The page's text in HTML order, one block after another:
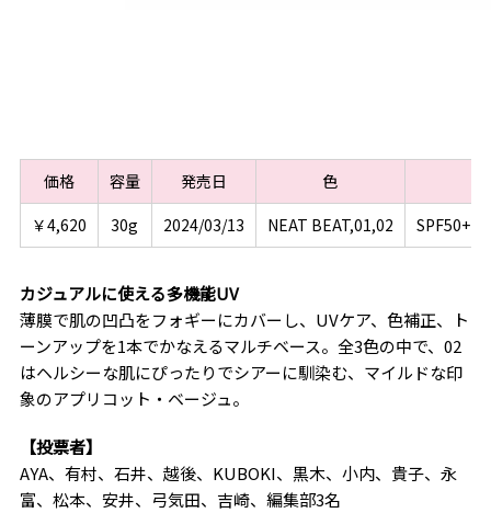
価格 容量 発売日
色
￥4,620
30g 2024/03/13 NEAT BEAT,01,02 SPF50+
カジュアルに使える多機能UV
薄膜で肌の凹凸をフォギーにカバーし、UVケア、色補正、ト
ーンアップを1本でかなえるマルチベース。全3色の中で、02
はヘルシーな肌にぴったりでシアーに馴染む、マイルドな印
象のアプリコット・ベージュ。
【投票者】
AYA、有村、石井、越後、KUBOKI、黒木、小内、貴子、永
富、松本、安井、弓気田、吉崎、編集部3名